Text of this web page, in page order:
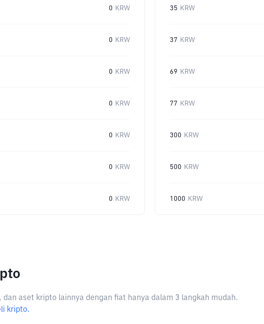
0 KRW
0 KRW
0 KRW
0 KRW
0 KRW
0 KRW
0 KRW
35 KRW
37 KRW
69 KRW
77 KRW
300 KRW
500 KRW
1000 KRW
dan aset kripto lainnya dengan fiat hanya dalam 3 langkah mudah.
kripto.